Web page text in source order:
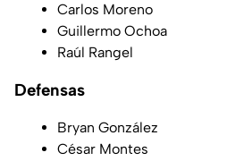
Carlos Moreno
Guillermo Ochoa
Raúl Rangel
Defensas
Bryan González
César Montes